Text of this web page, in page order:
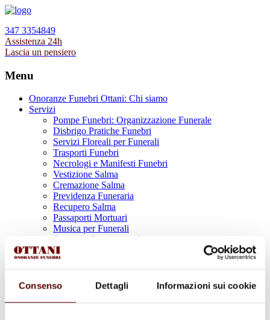
Consenso Dettagli Informazioni sui cookie
347 3354849
Assistenza 24h
Lascia un pensiero
Menu
Onoranze Funebri Ottani: Chi siamo
Servizi
Pompe Funebri: Organizzazione Funerale
Disbrigo Pratiche Funebri
Servizi Floreali per Funerali
Trasporti Funebri
Necrologi e Manifesti Funebri
Vestizione Salma
Cremazione Salma
Previdenza Funeraria
Recupero Salma
Passaporti Mortuari
Musica per Funerali
Supporto Psicologico Lutto
Prodotti Funerari
Lapidi, Lastre tombali e Monumenti Funerari
Urne Cinerarie
Allestimento Funebre
In caso di decesso